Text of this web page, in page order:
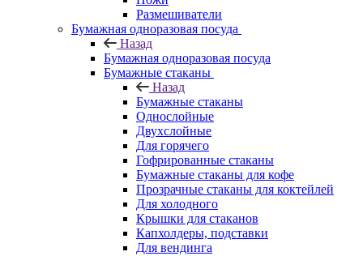
Размешиватели
Бумажная одноразовая посуда
Назад
Бумажная одноразовая посуда
Бумажные стаканы
Назад
Бумажные стаканы
Однослойные
Двухслойные
Для горячего
Гофрированные стаканы
Бумажные стаканы для кофе
Прозрачные стаканы для коктейлей
Для холодного
Крышки для стаканов
Капхолдеры, подставки
Для вендинга